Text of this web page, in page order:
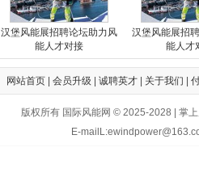
汉堡风能展招聘论坛助力风
能人才对接
汉堡风能展招
能人才
网站首页| 会员升级 诚聘英才| 关于我们
版权所有 国际风能网 © 2025-2028 | 掌
E-